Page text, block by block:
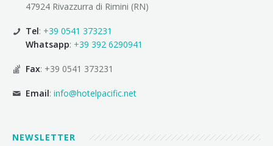
47924 Rivazzurra di Rimini (RN)
Tel: +39 0541 373231
Whatsapp: +39 392 6290941
Fax: +39 0541 373231
Email: info@hotelpacific.net
NEWSLETTER